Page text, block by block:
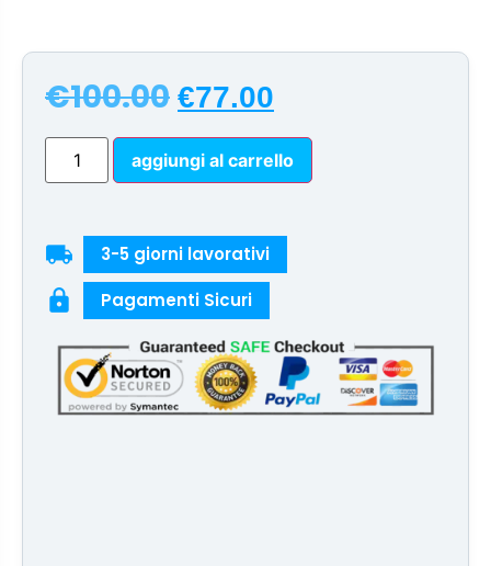
€100.00 €77.00
aggiungi al carrello
local_shipping 3-5 giorni lavorativi
lock Pagamenti Sicuri